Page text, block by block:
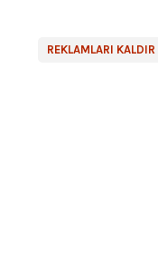
REKLAMLARI KALDIR